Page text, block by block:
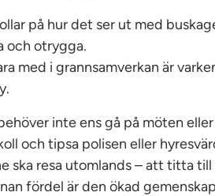
på hur det ser ut med
och otrygga.
med i grannsamverkan är
inte ens gå på möten
och tipsa polisen eller
ska resa utomlands – att titta
fördel är den ökad